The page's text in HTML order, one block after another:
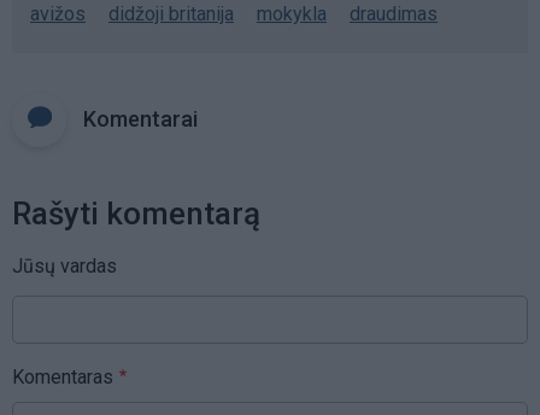
avižos didžoji britanija mokykla draudimas
Komentarai
Rašyti komentarą
Jūsų vardas
Komentaras